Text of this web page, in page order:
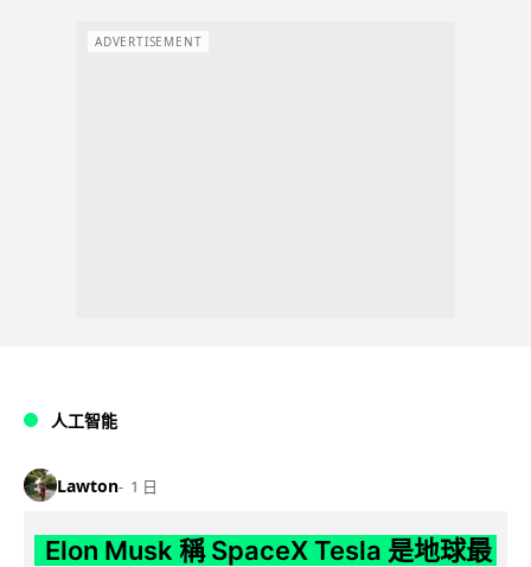
ADVERTISEMENT
人工智能
Lawton 1 日
Elon Musk 稱 SpaceX Tesla 是地球最